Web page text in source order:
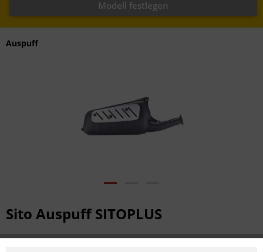
Modell festlegen
Auspuff
Sito Auspuff SITOPLUS